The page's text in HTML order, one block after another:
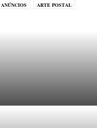
ANÚNCIOS
ARTE POSTAL
MENU
MIRADOURO